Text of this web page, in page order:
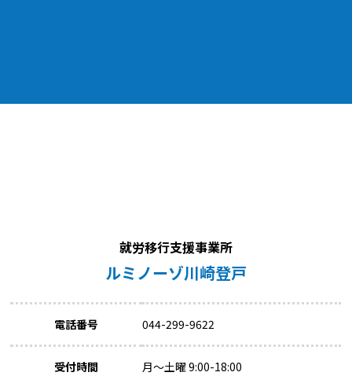
就労移行支援事業所
ルミノーゾ川崎登戸
電話番号 044-299-9622
受付時間 月～土曜 9:00-18:00